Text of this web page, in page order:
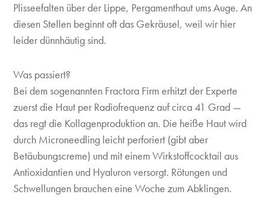
Plisseefalten über der Lippe, Pergamenthaut ums Auge. An
diesen Stellen beginnt oft das Gekräusel, weil wir hier
leider dünnhäutig sind.
Was passiert?
Bei dem sogenannten Fractora Firm erhitzt der Experte
zuerst die Haut per Radiofrequenz auf circa 41 Grad —
das regt die Kollagenproduktion an. Die heiße Haut wird
durch Microneedling leicht perforiert (gibt aber
Betäubungscreme) und mit einem Wirkstoffcocktail aus
Antioxidantien und Hyaluron versorgt. Rötungen und
Schwellungen brauchen eine Woche zum Abklingen.